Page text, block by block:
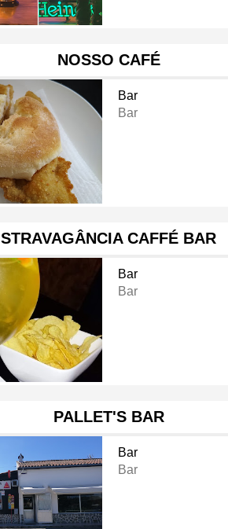
NOSSO CAFÉ
Bar
Bar
STRAVAGÂNCIA CAFFÉ BAR
Bar
Bar
PALLET'S BAR
Bar
Bar